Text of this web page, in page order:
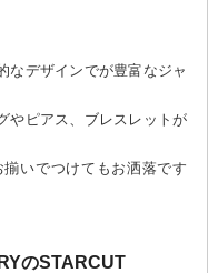
なデザインでが豊富なジャ
やピアス、ブレスレットが
いでつけてもお洒落です
のSTARCUT